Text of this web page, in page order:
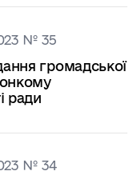
№ 35
громадської
ради
№ 34